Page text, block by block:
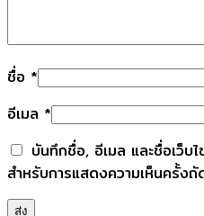
ชื่อ *
อีเมล *
บันทึกชื่อ, อีเมล และชื่อเว็บ
สำหรับการแสดงความเห็นครั้งถั